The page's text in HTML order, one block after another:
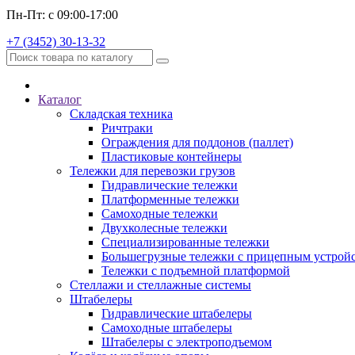
Пн-Пт: с 09:00-17:00
+7 (3452) 30-13-32
Каталог
Складская техника
Ричтраки
Ограждения для поддонов (паллет)
Пластиковые контейнеры
Тележки для перевозки грузов
Гидравлические тележки
Платформенные тележки
Самоходные тележки
Двухколесные тележки
Специализированные тележки
Большегрузные тележки с прицепным
Тележки с подъемной платформой
Стеллажи и стеллажные системы
Штабелеры
Гидравлические штабелеры
Самоходные штабелеры
Штабелеры с электроподъемом